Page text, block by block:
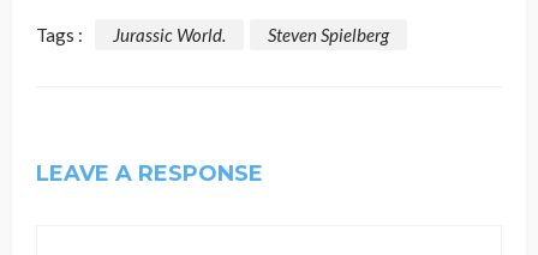
Tags : Jurassic World. Steven Spielberg
LEAVE A RESPONSE